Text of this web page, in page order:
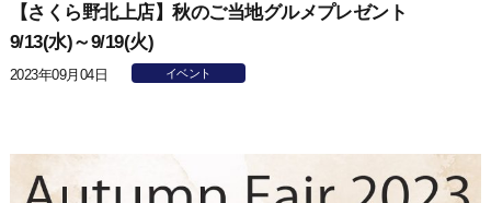
【さくら野北上店】秋のご当地グルメプレゼント
9/13(水)～9/19(火)
2023年09月04日 イベント